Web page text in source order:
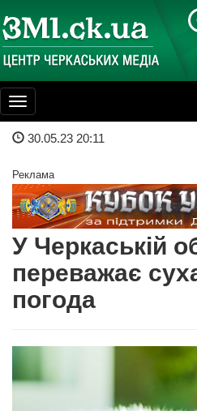
Toggle
navigation
30.05.23 20:11
Реклама
У Черкаській
переважає
погода